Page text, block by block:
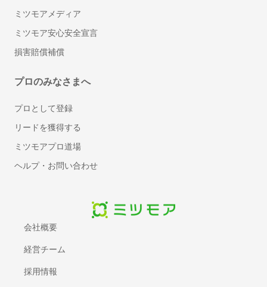
MDM(モバイル端末管理)
クラウドPBX
セキュリティソフト
標的型攻撃対策ツール
標的型攻撃メール訓練サービス
スケジュール管理ツール
会議室予約システム
電子帳票システム
入退室管理システム
契約書管理システム
IDaaS(ID管理システム)
AI-OCR
会社概要
経営チーム
採用情報
ミツモアメディア
ミツモア安心安全宣言
損害賠償補償
プロのみなさまへ
プロとして登録
リードを獲得する
ミツモアプロ道場
ヘルプ・お問い合わせ